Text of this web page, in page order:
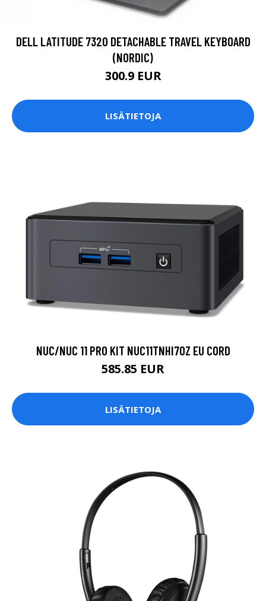
DELL LATITUDE 7320 DETACHABLE TRAVEL KEYBOARD
(NORDIC)
300.9 EUR
LISÄTIETOJA
NUC/NUC 11 PRO KIT NUC11TNHI70Z EU CORD
585.85 EUR
LISÄTIETOJA